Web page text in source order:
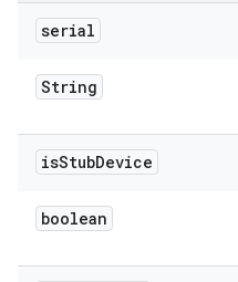
serial
String
isStubDevice
boolean